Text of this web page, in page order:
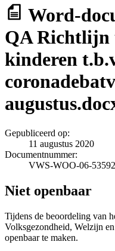
Word-
QA Richtlijn
kinderen
Gepubliceerd op:
11 augustus 2020
Documentnummer:
VWS-WOO-06-
Niet openbaar
Tijdens de beoordeling van
Volksgezondheid, Welzijn
openbaar te maken.